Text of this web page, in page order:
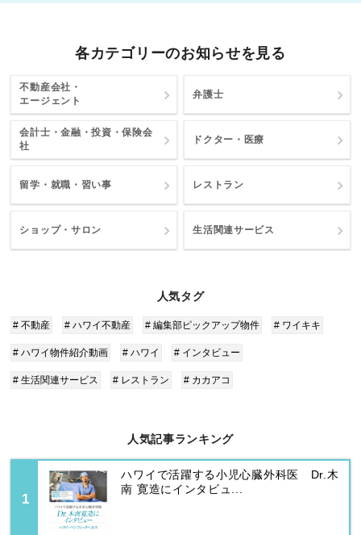
各カテゴリーのお知らせを見る
不動産会社・
エージェント
弁護士
会計士・金融・投資・保険会
社
ドクター・医療
留学・就職・習い事 レストラン
ショップ・サロン 生活関連サービス
人気タグ
# 不動産 # ハワイ不動産 # 編集部ピックアップ物件 # ワイキキ
# ハワイ物件紹介動画 # ハワイ # インタビュー
# 生活関連サービス # レストラン # カカアコ
人気記事ランキング
ハワイで活躍する小児心臓外科医 Dr.木
南 寛造にインタビュ...